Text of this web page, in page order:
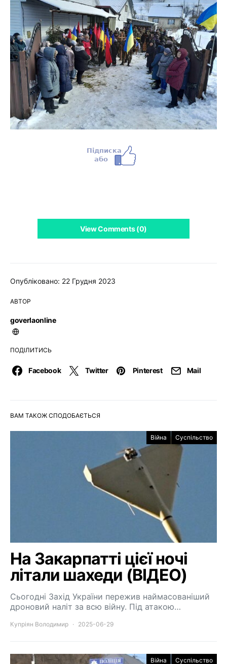
Опубліковано: 22 Грудня 2023
АВТОР
goverlaonline
ПОДІЛИТИСЬ
Facebook Twitter Pinterest Mail
View Comments (0)
ВАМ ТАКОЖ СПОДОБАЄТЬСЯ
Війна Суспільство
На Закарпатті цієї ночі
літали шахеди (ВІДЕО)
Сьогодні Захід України пережив наймасованіший
дроновий наліт за всю війну. Під атакою…
Купріян Володимир 2025-06-29
Війна Суспільство